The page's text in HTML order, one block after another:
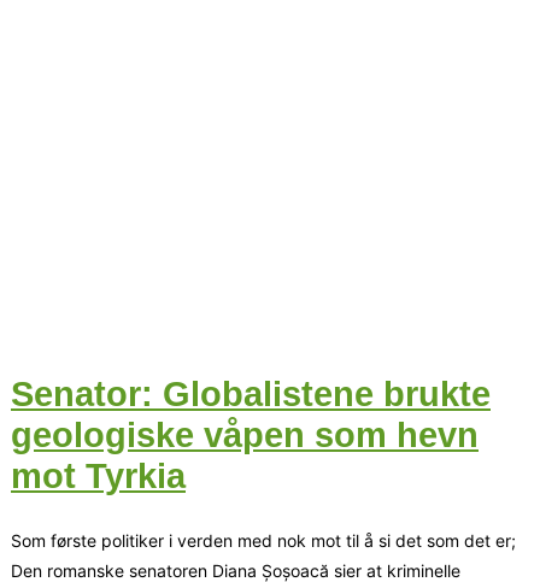
Senator: Globalistene brukte
geologiske våpen som hevn
mot Tyrkia
Som første politiker i verden med nok mot til å si det som det er;
Den romanske senatoren Diana Șoșoacă sier at kriminelle